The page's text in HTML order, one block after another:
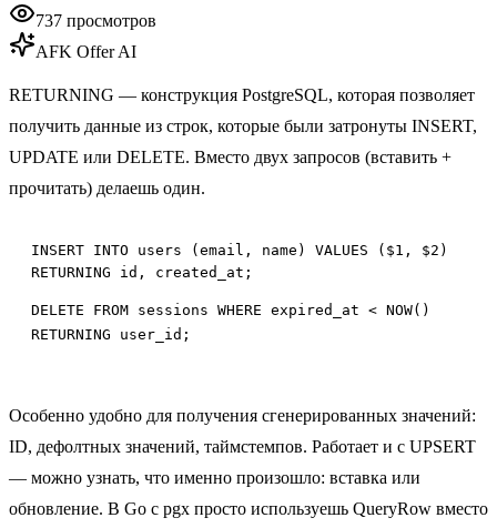
737 просмотров
AFK Offer AI
RETURNING — конструкция PostgreSQL, которая позволяет
получить данные из строк, которые были затронуты INSERT,
UPDATE или DELETE. Вместо двух запросов (вставить +
прочитать) делаешь один.
INSERT INTO users (email, name) VALUES ($1, $2)
DELETE FROM sessions WHERE expired_at < NOW()
RETURNING user_id;
Особенно удобно для получения сгенерированных значений:
ID, дефолтных значений, таймстемпов. Работает и с UPSERT
— можно узнать, что именно произошло: вставка или
обновление. В Go с pgx просто используешь QueryRow вместо